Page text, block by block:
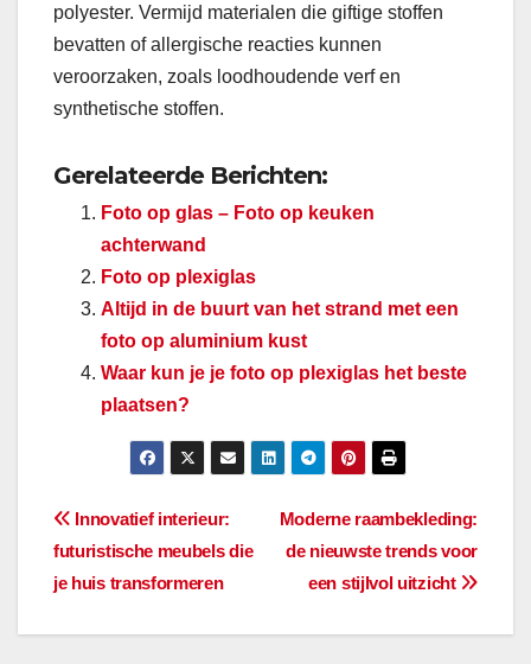
polyester. Vermijd materialen die giftige stoffen
bevatten of allergische reacties kunnen
veroorzaken, zoals loodhoudende verf en
synthetische stoffen.
Gerelateerde Berichten:
Foto op glas – Foto op keuken
achterwand
Foto op plexiglas
Altijd in de buurt van het strand met een
foto op aluminium kust
Waar kun je je foto op plexiglas het beste
plaatsen?
Bericht
navigatie
Moderne raambekleding:
de nieuwste trends voor
een stijlvol uitzicht
Innovatief interieur:
futuristische meubels die
je huis transformeren